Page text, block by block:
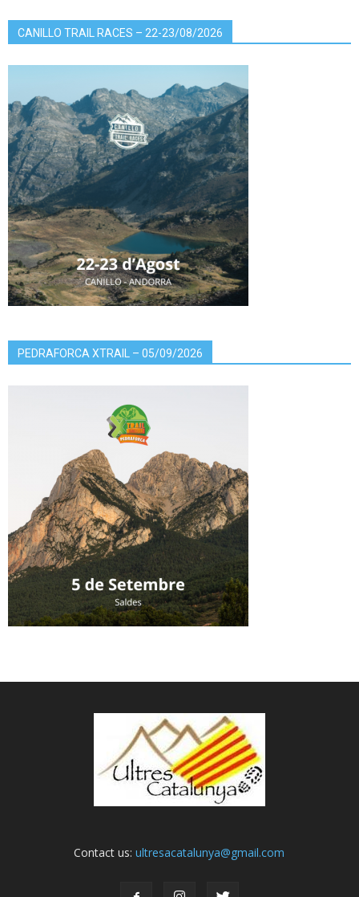
CANILLO TRAIL RACES – 22-23/08/2026
PEDRAFORCA XTRAIL – 05/09/2026
Contact us:ultresacatalunya@gmail.com